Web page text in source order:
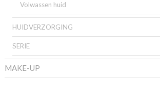
Volwassen huid
HUIDVERZORGING
SERIE
MAKE-UP